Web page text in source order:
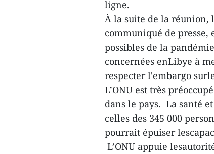
ligne.
À la suite de la réunion,
communiqué de
possibles de la
concernées enLibye à
respecter l'embargo
L’ONU est très
dans le pays. La santé
celles des 345 000
pourrait épuiser
L’ONU appuie